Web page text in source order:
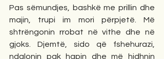
Pas sëmundjes, bashkë me prillin dhe
majin, trupi im mori përpjetë. Më
shtrëngonin rrobat në vithe dhe në
gjoks. Djemtë, sido që fshehurazi,
ndalonin pak hapin dhe më hidhnin